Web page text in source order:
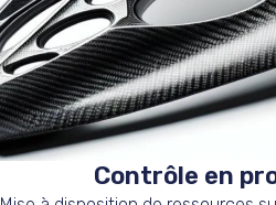
Contrôle en